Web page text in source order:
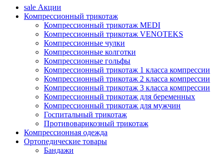
sale Акции
Компрессионный трикотаж
Компрессионный трикотаж MEDI
Компрессионный трикотаж VENOTEKS
Компрессионные чулки
Компрессионные колготки
Компрессионные гольфы
Компрессионный трикотаж 1 класса компрессии
Компрессионный трикотаж 2 класса компрессии
Компрессионный трикотаж 3 класса компрессии
Компрессионный трикотаж для беременных
Компрессионный трикотаж для мужчин
Госпитальный трикотаж
Противоварикозный трикотаж
Компрессионная одежда
Ортопедические товары
Бандажи